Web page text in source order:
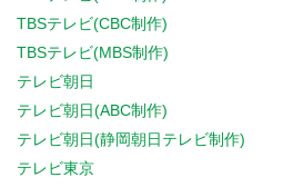
TBSテレビ(CBC制作)
TBSテレビ(MBS制作)
テレビ朝日
テレビ朝日(ABC制作)
テレビ朝日(静岡朝日テレビ制作)
テレビ東京